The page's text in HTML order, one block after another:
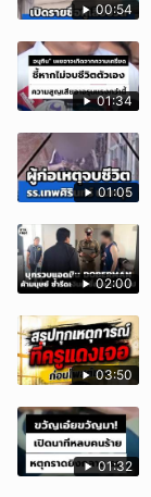
00:54
01:34
01:05
02:00
03:50
01:32